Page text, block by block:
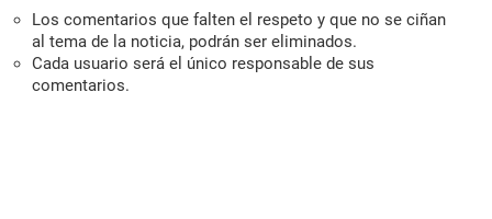
Los comentarios que falten el respeto y que no se ciñan
al tema de la noticia, podrán ser eliminados.
Cada usuario será el único responsable de sus
comentarios.